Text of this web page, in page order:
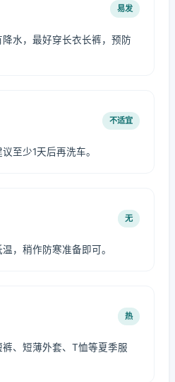
易发
水，最好穿长衣长裤，预防
不适宜
至少1天后再洗车。
无
，稍作防寒准备即可。
热
、短薄外套、T恤等夏季服